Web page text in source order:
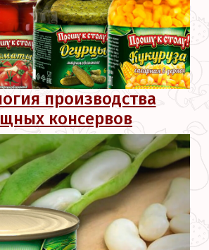
производства
консервов